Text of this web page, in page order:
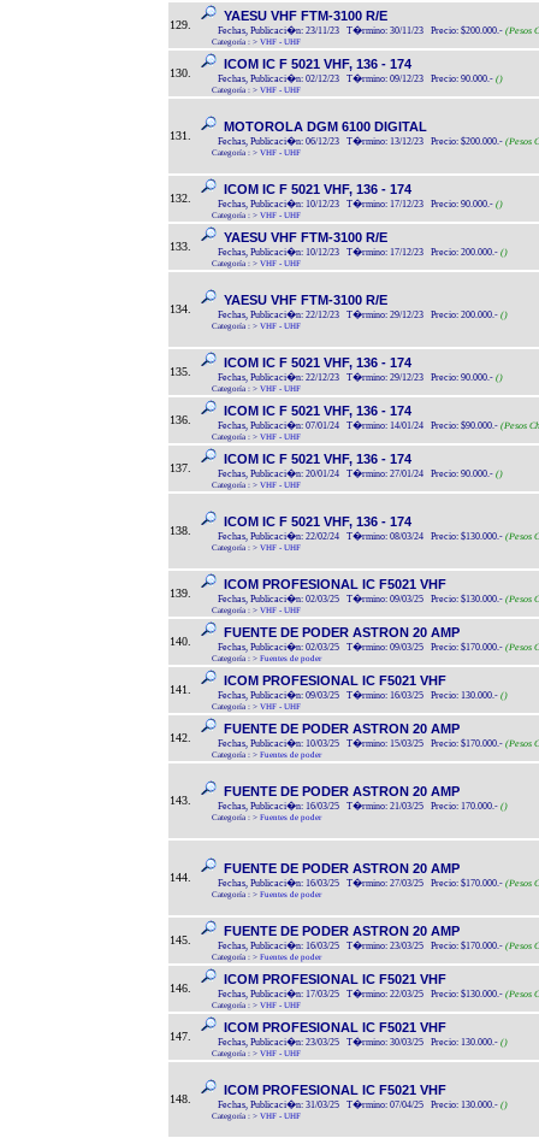
129.
YAESU VHF FTM-3100 R/E
Fechas, Publicaci�n: 23/11/23 T�rmino: 30/11/23 Precio: $200.000.- (Pesos
Categoría : > VHF - UHF
130.
ICOM IC F 5021 VHF, 136 - 174
Fechas, Publicaci�n: 02/12/23 T�rmino: 09/12/23 Precio: 90.000.- ()
Categoría : > VHF - UHF
131.
MOTOROLA DGM 6100 DIGITAL
Fechas, Publicaci�n: 06/12/23 T�rmino: 13/12/23 Precio: $200.000.- (Pesos
Categoría : > VHF - UHF
132.
ICOM IC F 5021 VHF, 136 - 174
Fechas, Publicaci�n: 10/12/23 T�rmino: 17/12/23 Precio: 90.000.- ()
Categoría : > VHF - UHF
133.
YAESU VHF FTM-3100 R/E
Fechas, Publicaci�n: 10/12/23 T�rmino: 17/12/23 Precio: 200.000.- ()
Categoría : > VHF - UHF
134.
YAESU VHF FTM-3100 R/E
Fechas, Publicaci�n: 22/12/23 T�rmino: 29/12/23 Precio: 200.000.- ()
Categoría : > VHF - UHF
135.
ICOM IC F 5021 VHF, 136 - 174
Fechas, Publicaci�n: 22/12/23 T�rmino: 29/12/23 Precio: 90.000.- ()
Categoría : > VHF - UHF
136.
ICOM IC F 5021 VHF, 136 - 174
Fechas, Publicaci�n: 07/01/24 T�rmino: 14/01/24 Precio: $90.000.- (Pesos
Categoría : > VHF - UHF
137.
ICOM IC F 5021 VHF, 136 - 174
Fechas, Publicaci�n: 20/01/24 T�rmino: 27/01/24 Precio: 90.000.- ()
Categoría : > VHF - UHF
138.
ICOM IC F 5021 VHF, 136 - 174
Fechas, Publicaci�n: 22/02/24 T�rmino: 08/03/24 Precio: $130.000.- (Pesos
Categoría : > VHF - UHF
139.
ICOM PROFESIONAL IC F5021 VHF
Fechas, Publicaci�n: 02/03/25 T�rmino: 09/03/25 Precio: $130.000.- (Pesos
Categoría : > VHF - UHF
140.
FUENTE DE PODER ASTRON 20 AMP
Fechas, Publicaci�n: 02/03/25 T�rmino: 09/03/25 Precio: $170.000.- (Pesos
Categoría : > Fuentes de poder
141.
ICOM PROFESIONAL IC F5021 VHF
Fechas, Publicaci�n: 09/03/25 T�rmino: 16/03/25 Precio: 130.000.- ()
Categoría : > VHF - UHF
142.
FUENTE DE PODER ASTRON 20 AMP
Fechas, Publicaci�n: 10/03/25 T�rmino: 15/03/25 Precio: $170.000.- (Pesos
Categoría : > Fuentes de poder
143.
FUENTE DE PODER ASTRON 20 AMP
Fechas, Publicaci�n: 16/03/25 T�rmino: 21/03/25 Precio: 170.000.- ()
Categoría : > Fuentes de poder
144.
FUENTE DE PODER ASTRON 20 AMP
Fechas, Publicaci�n: 16/03/25 T�rmino: 27/03/25 Precio: $170.000.- (Pesos
Categoría : > Fuentes de poder
145.
FUENTE DE PODER ASTRON 20 AMP
Fechas, Publicaci�n: 16/03/25 T�rmino: 23/03/25 Precio: $170.000.- (Pesos
Categoría : > Fuentes de poder
146.
ICOM PROFESIONAL IC F5021 VHF
Fechas, Publicaci�n: 17/03/25 T�rmino: 22/03/25 Precio: $130.000.- (Pesos
Categoría : > VHF - UHF
147.
ICOM PROFESIONAL IC F5021 VHF
Fechas, Publicaci�n: 23/03/25 T�rmino: 30/03/25 Precio: 130.000.- ()
Categoría : > VHF - UHF
148.
ICOM PROFESIONAL IC F5021 VHF
Fechas, Publicaci�n: 31/03/25 T�rmino: 07/04/25 Precio: 130.000.- ()
Categoría : > VHF - UHF